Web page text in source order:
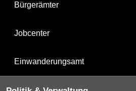
Bürgerämter
Jobcenter
Einwanderungsamt